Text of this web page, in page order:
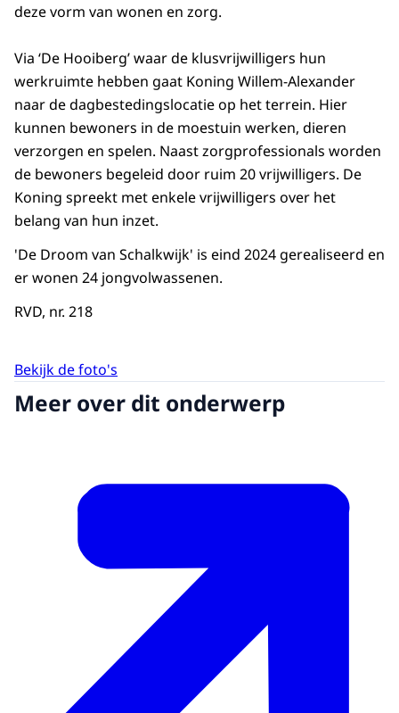
deze vorm van wonen en zorg.
Via ‘De Hooiberg’ waar de klusvrijwilligers hun
werkruimte hebben gaat Koning Willem-Alexander
naar de dagbestedingslocatie op het terrein. Hier
kunnen bewoners in de moestuin werken, dieren
verzorgen en spelen. Naast zorgprofessionals worden
de bewoners begeleid door ruim 20 vrijwilligers. De
Koning spreekt met enkele vrijwilligers over het
belang van hun inzet.
'De Droom van Schalkwijk' is eind 2024 gerealiseerd en
er wonen 24 jongvolwassenen.
RVD, nr. 218
Bekijk de foto's
Meer over dit onderwerp